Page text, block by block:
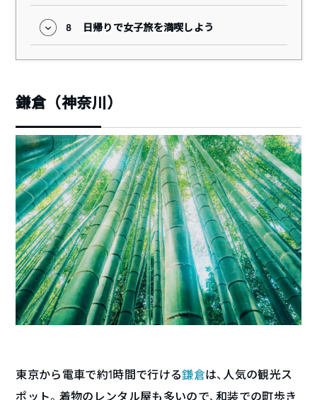
8 日帰りで女子旅を満喫しよう
鎌倉（神奈川）
東京から電車で約1時間で行ける鎌倉は、人気の観光ス
ポット。着物のレンタル屋も多いので、和装での町歩き